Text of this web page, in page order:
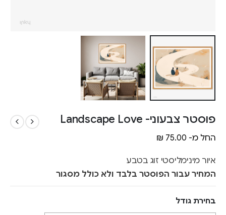
פוסטר צבעוני- Landscape Love
החל מ- ₪ 75.00
איור מינימליסטי זוג בטבע
המחיר עבור הפוסטר בלבד ולא כולל מסגור
בחירת גודל